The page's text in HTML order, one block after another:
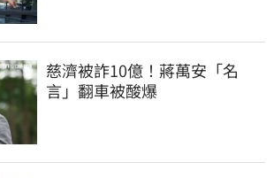
慈濟被詐10億！蔣萬安「名
言」翻車被酸爆